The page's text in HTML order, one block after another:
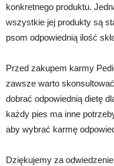
konkretnego produktu.
wszystkie jej produkty są
psom odpowiednią ilość
Przed zakupem karmy
zawsze warto
dobrać odpowiednią dietę
każdy pies ma inne
aby wybrać karmę
Dziękujemy za